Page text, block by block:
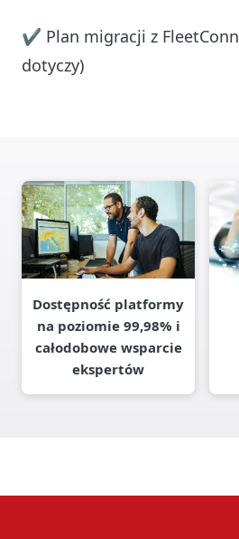
✔ Plan migracji z
dotyczy)
Dostępność platformy
na poziomie 99,98% i
całodobowe wsparcie
ekspertów